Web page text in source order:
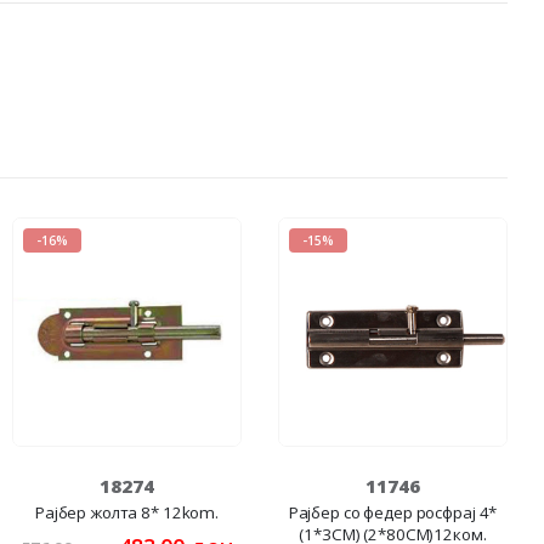
-16%
18274
Рајбер жолта 8* 12kom.
-15%
11746
Рајбер со федер росфрај 4*
(1*3CM) (2*80CM)12ком.